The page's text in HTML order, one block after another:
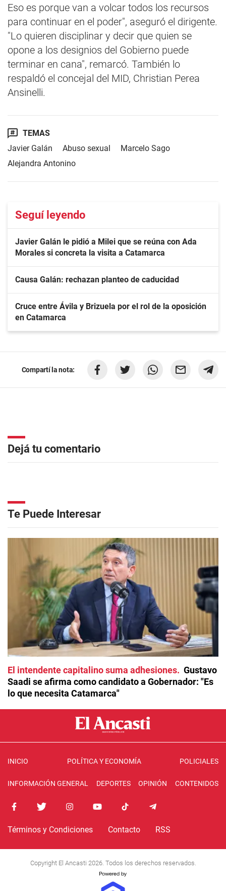
Eso es porque van a volcar todos los recursos
para continuar en el poder", aseguró el dirigente.
"Lo quieren disciplinar y decir que quien se
opone a los designios del Gobierno puede
terminar en cana", remarcó. También lo
respaldó el concejal del MID, Christian Perea
Ansinelli.
TEMAS
Javier Galán
Abuso sexual
Marcelo Sago
Alejandra Antonino
Seguí leyendo
Javier Galán le pidió a Milei que se reúna con Ada
Morales si concreta la visita a Catamarca
Causa Galán: rechazan planteo de caducidad
Cruce entre Ávila y Brizuela por el rol de la oposición
en Catamarca
Compartí la nota:
Dejá tu comentario
Te Puede Interesar
El intendente capitalino suma adhesiones
Gustavo
Saadi se afirma como candidato a Gobernador: "Es
lo que necesita Catamarca"
INICIO POLÍTICA Y ECONOMÍA POLICIALES
INFORMACIÓN GENERAL DEPORTES OPINIÓN CONTENIDOS
Términos y Condiciones Contacto RSS
Copyright El Ancasti 2026. Todos los derechos reservados.